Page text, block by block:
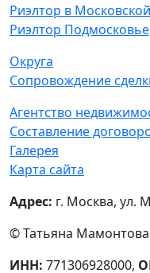
Риэлтор в
Риэлтор Подмосковье
Округа
Сопровождение
Агентство
Составление
Галерея
Карта сайта
Адрес: г. Москва, ул.
© Татьяна
ИНН: 771306928000,